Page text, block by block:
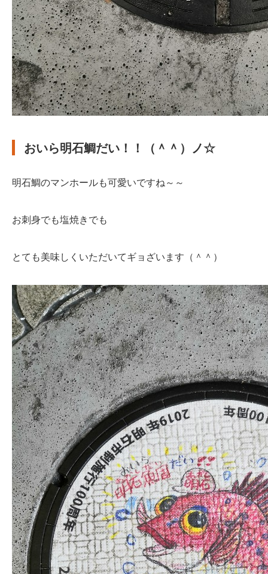
おいら明石鯛だい！！（＾＾）ノ☆
明石鯛のマンホールも可愛いですね～～
お刺身でも塩焼きでも
とても美味しくいただいてギョざいます（＾＾）